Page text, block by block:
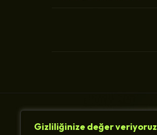
Gizliliğinize değer veriyoruz